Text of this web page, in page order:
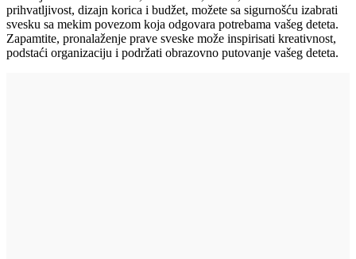
prihvatljivost, dizajn korica i budžet, možete sa sigurnošću izabrati
svesku sa mekim povezom koja odgovara potrebama vašeg deteta.
Zapamtite, pronalaženje prave sveske može inspirisati kreativnost,
podstaći organizaciju i podržati obrazovno putovanje vašeg deteta.